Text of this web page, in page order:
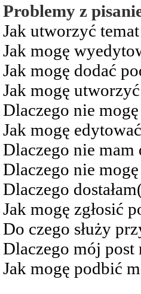
Problemy z
Jak utworzyć
Jak mogę
Jak mogę dodać
Jak mogę
Dlaczego nie
Jak mogę
Dlaczego nie mam
Dlaczego nie
Dlaczego
Jak mogę zgłosić
Do czego służy
Dlaczego mój
Jak mogę podbić